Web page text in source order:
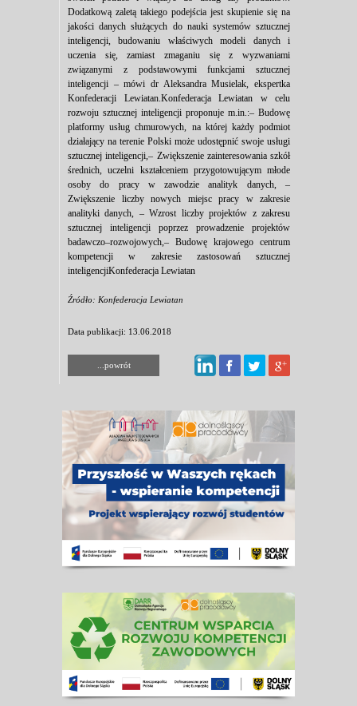
Dodatkową zaletą takiego podejścia jest skupienie się na
jakości danych służących do nauki systemów sztucznej
inteligencji, budowaniu właściwych modeli danych i
uczenia się, zamiast zmaganiu się z wyzwaniami
związanymi z podstawowymi funkcjami sztucznej
inteligencji – mówi dr Aleksandra Musielak, ekspertka
Konfederacji Lewiatan.Konfederacja Lewiatan w celu
rozwoju sztucznej inteligencji proponuje m.in.:– Budowę
platformy usług chmurowych, na której każdy podmiot
działający na terenie Polski może udostępnić swoje usługi
sztucznej inteligencji,– Zwiększenie zainteresowania szkół
średnich, uczelni kształceniem przygotowującym młode
osoby do pracy w zawodzie analityk danych, –
Zwiększenie liczby nowych miejsc pracy w zakresie
analityki danych, – Wzrost liczby projektów z zakresu
sztucznej inteligencji poprzez prowadzenie projektów
badawczo–rozwojowych,– Budowę krajowego centrum
kompetencji w zakresie zastosowań sztucznej
inteligencjiKonfederacja Lewiatan
Źródło: Konfederacja Lewiatan
Data publikacji: 13.06.2018
...powrót